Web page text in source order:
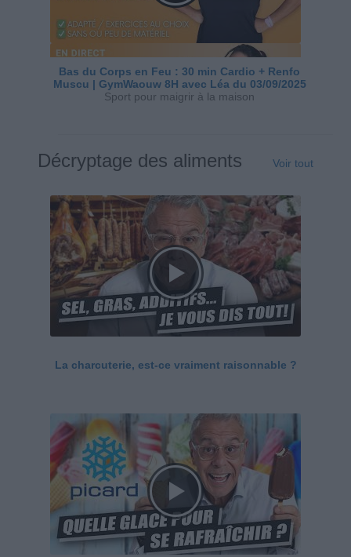
Bas du Corps en Feu : 30 min Cardio + Renfo
Muscu | GymWaouw 8H avec Léa du 03/09/2025
Sport pour maigrir à la maison
Décryptage des aliments Voir tout
La charcuterie, est-ce vraiment raisonnable ?